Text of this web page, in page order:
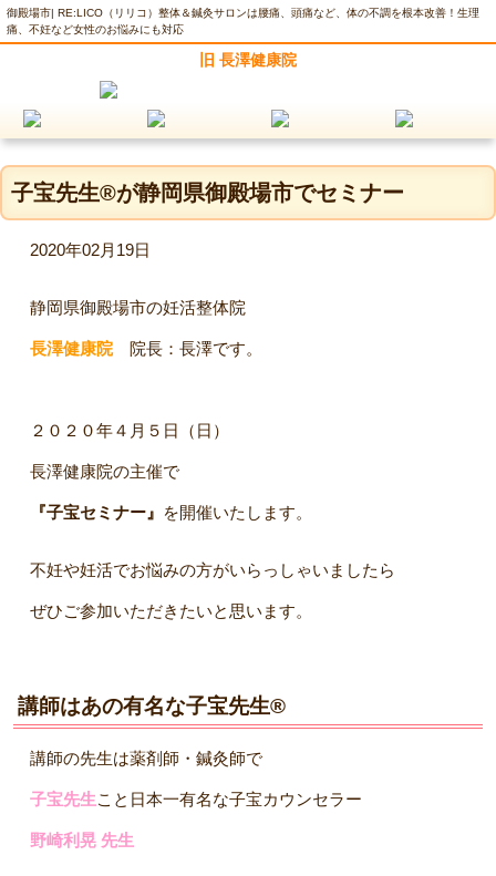
御殿場市| RE:LICO（リリコ）整体＆鍼灸サロンは腰痛、頭痛など、体の不調を根本改善！生理
痛、不妊など女性のお悩みにも対応
旧 長澤健康院
子宝先生®︎が静岡県御殿場市でセミナー
2020年02月19日
静岡県御殿場市の妊活整体院
長澤健康院院長：長澤です。
２０２０年４月５日（日）
長澤健康院の主催で
『子宝セミナー』 を開催いたします。
不妊や妊活でお悩みの方がいらっしゃいましたら
ぜひご参加いただきたいと思います。
講師はあの有名な子宝先生®︎
講師の先生は薬剤師・鍼灸師で
子宝先生こと日本一有名な子宝カウンセラー
野崎利晃 先生